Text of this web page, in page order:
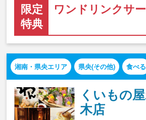
限定
特典
ワンドリンクサ
湘南・県央エリア 県央(その他) 食べる
くいもの
木店